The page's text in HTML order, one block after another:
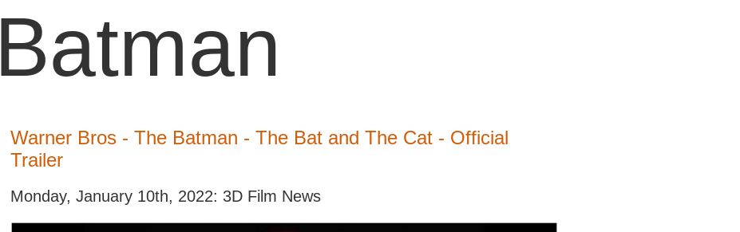
Batman
Warner Bros - The Batman - The Bat and The Cat - Official
Trailer
Monday, January 10th, 2022: 3D Film News